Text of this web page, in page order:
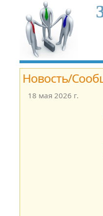
Новость/
18 мая 2026 г.